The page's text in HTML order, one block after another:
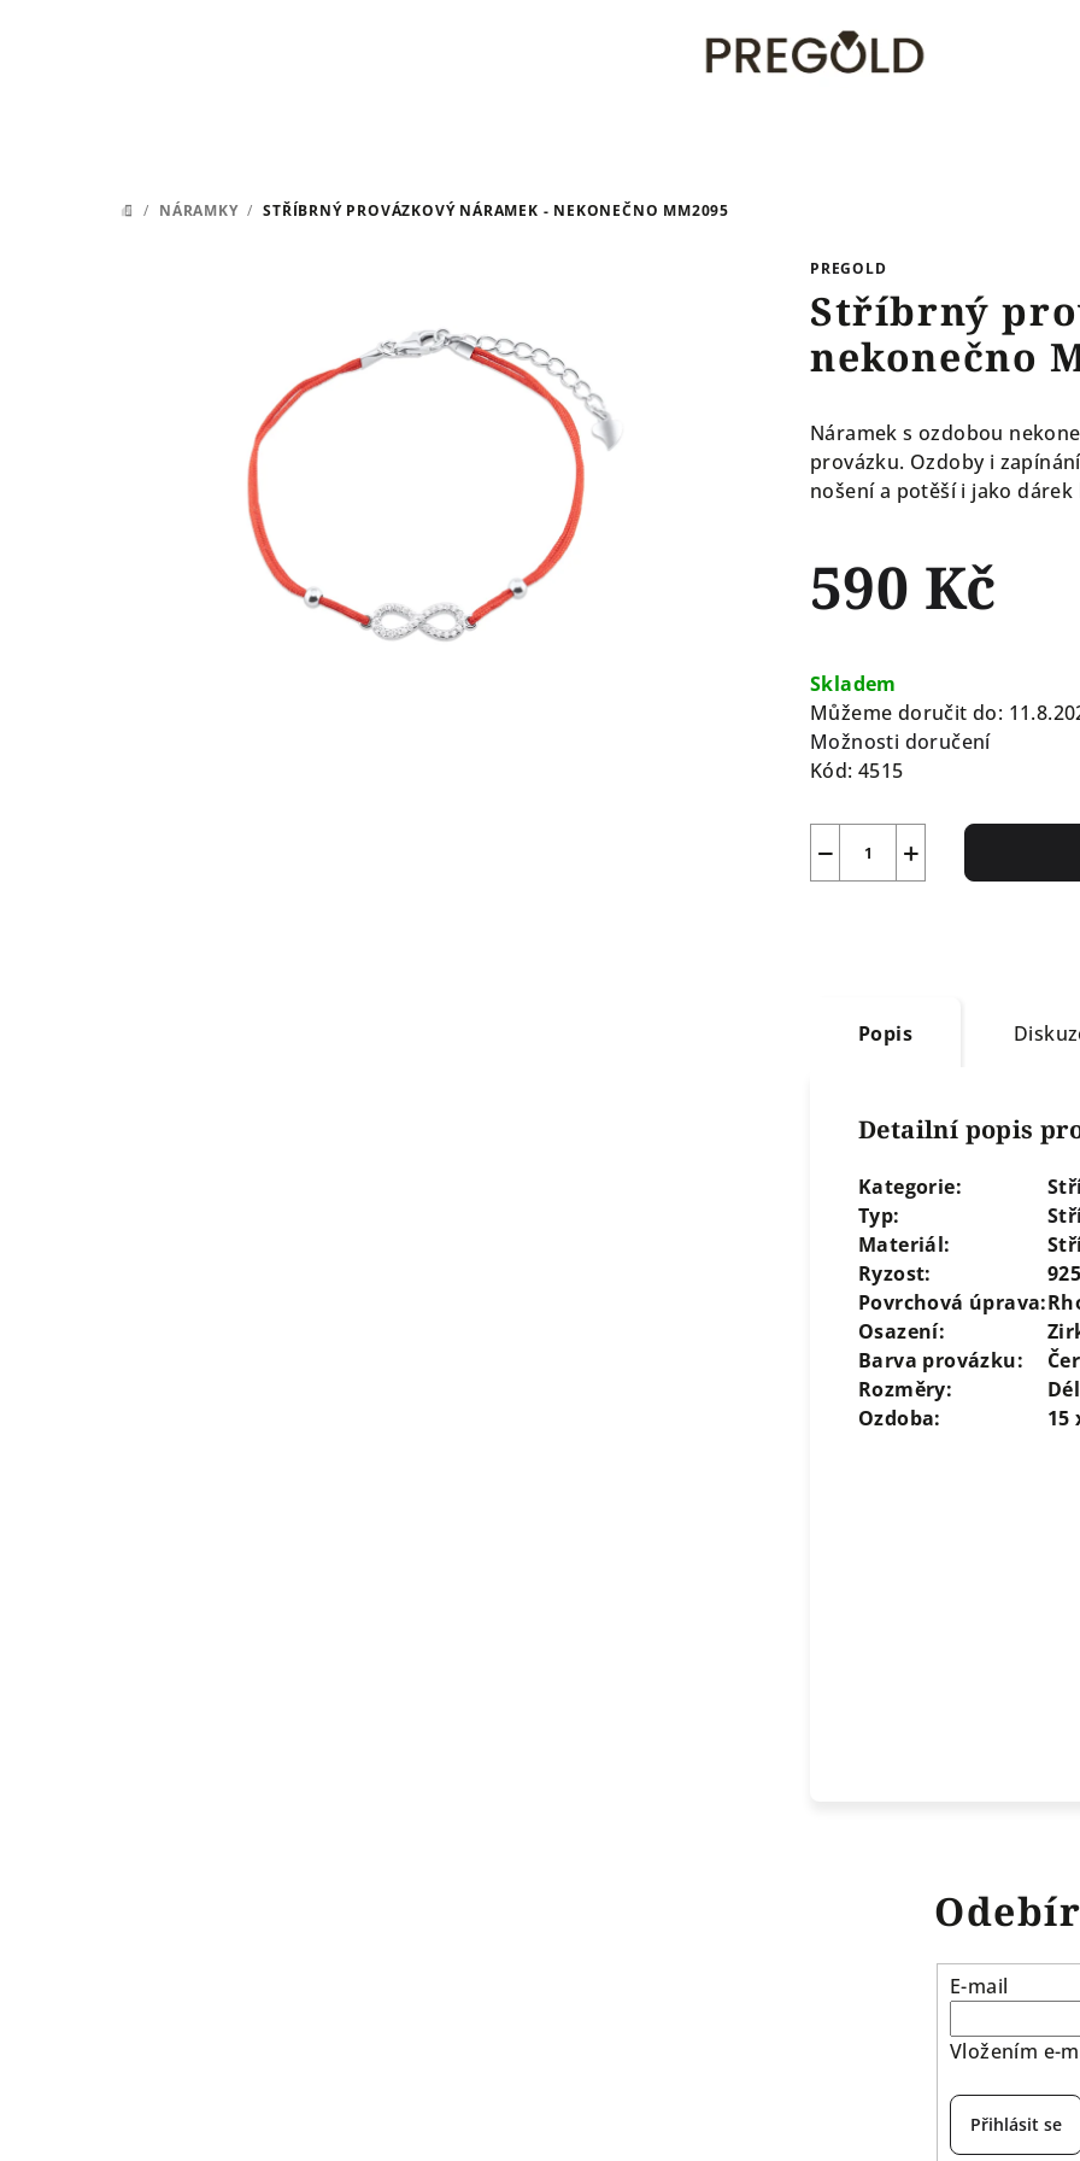
DOMŮ
/ NÁRAMKY / STŘÍBRNÝ PROVÁZKOVÝ NÁRAMEK - NEKONEČNO MM2095
PREGOLD
Stříbrný
nekonečno
Náramek s ozdobou
provázku. Ozdoby i
nošení a potěší i jako dárek
590 Kč
cena:
Skladem
Můžeme doručit do:
Možnosti doručení
Kód: 4515
+
−
Popis
Detailní popis
Kategorie:
Typ:
Materiál:
Ryzost:
Povrchová úprava:
Osazení:
Barva provázku:
Rozměry:
Ozdoba:
15
E-mail
Vložením e-
Přihlásit se